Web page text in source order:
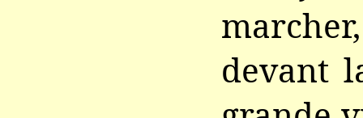
devant